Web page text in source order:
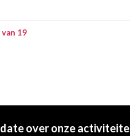
van 19
over onze